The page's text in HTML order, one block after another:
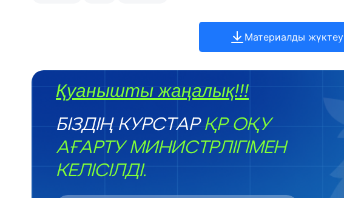
Материалды жүктеу
Қуанышты жаңалық!!!
БІЗДІҢ КУРСТАР ҚР ОҚУ
АҒАРТУ МИНИСТРЛІГІМЕН
КЕЛІСІЛДІ.